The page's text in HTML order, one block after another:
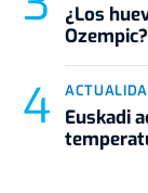
¿Los
Euskadi